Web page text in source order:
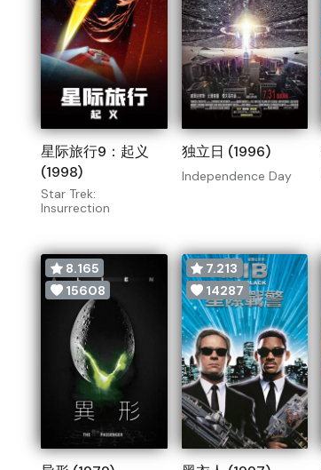
星际旅行9：起义
(1998)
Star Trek:
Insurrection
独立日 (1996)
Independence Day
8.165
15608
7.213
14287